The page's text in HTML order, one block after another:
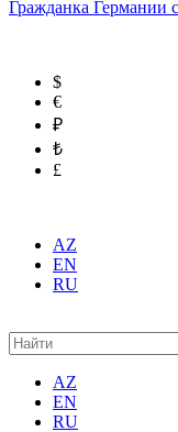
Гражданка Германии
$
€
₽
₺
£
AZ
EN
RU
AZ
EN
RU